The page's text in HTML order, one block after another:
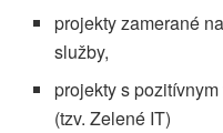
projekty zamerané
služby,
projekty s
(tzv. Zelené IT)